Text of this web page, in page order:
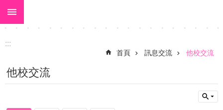
跳到主要內容區塊
搜
尋
關
於
:::
首頁 訊息交流 他校交流
他校交流